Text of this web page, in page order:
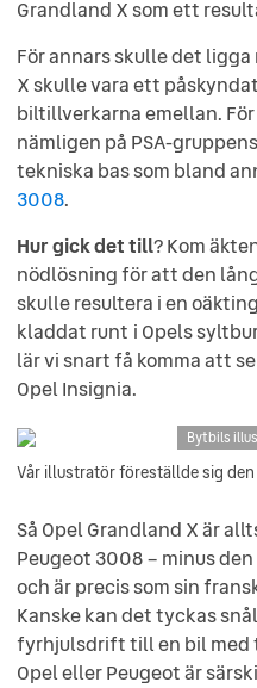
Grandland X som ett
För annars skulle det
X skulle vara ett
biltillverkarna emellan.
nämligen på PSA-
tekniska bas som bland
3008.
Hur gick det till? Kom
nödlösning för att den
skulle resultera i en
kladdat runt i Opels
lär vi snart få komma att
Opel Insignia.
Bytbils
Vår illustratör föreställde sig den
Så Opel Grandland X är
Peugeot 3008 – minus
och är precis som sin
Kanske kan det tyckas
fyrhjulsdrift till en bil med
Opel eller Peugeot är